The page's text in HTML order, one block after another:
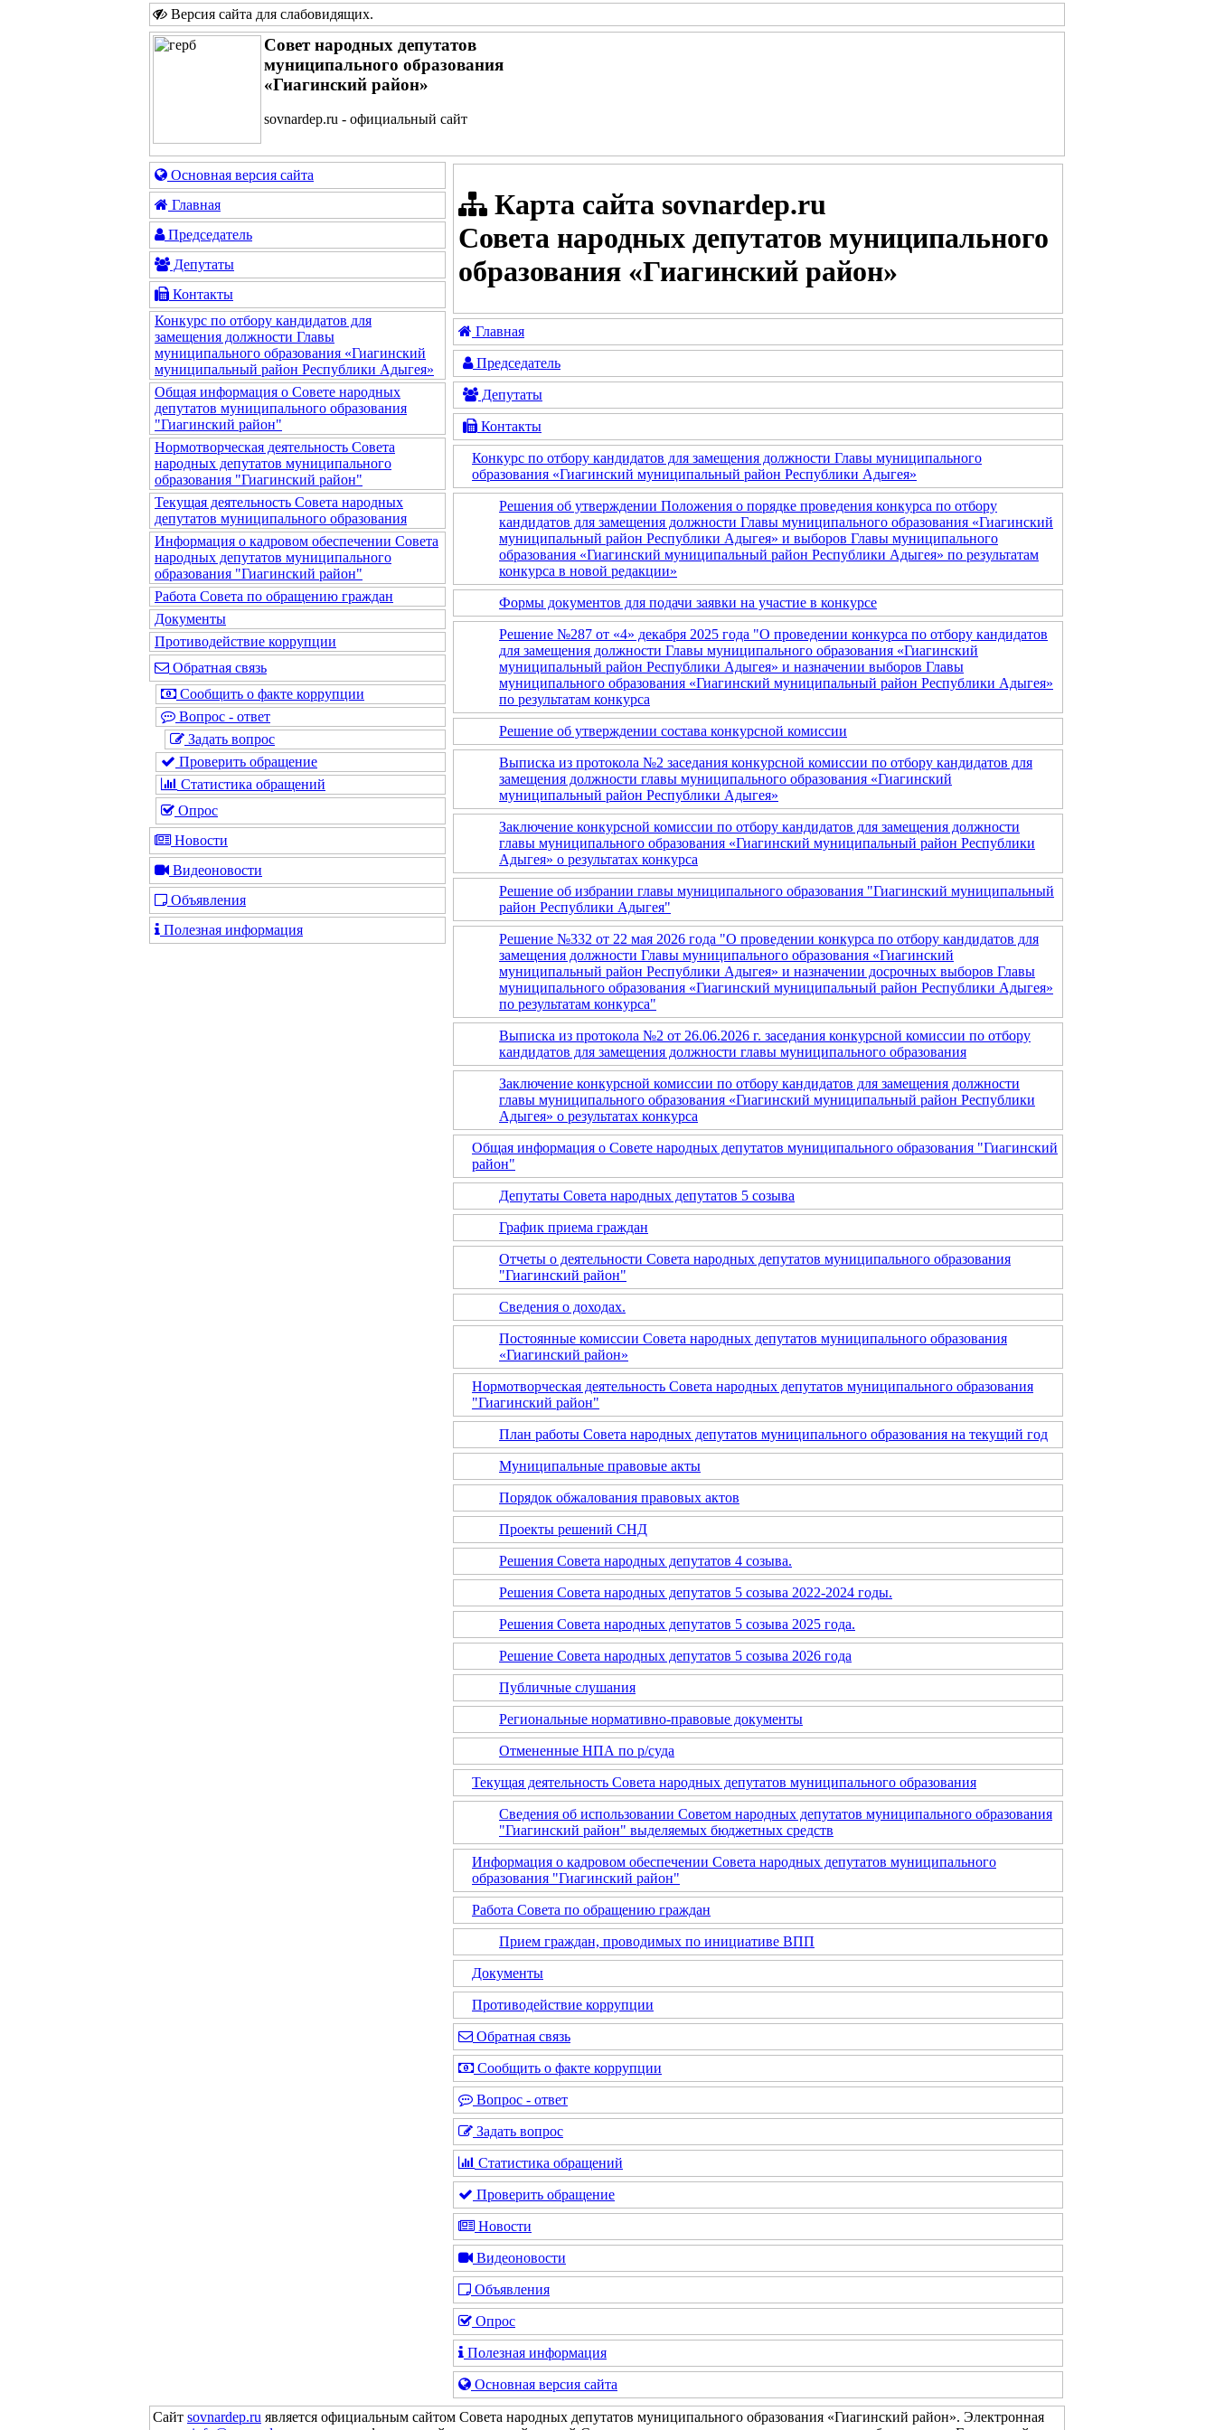
Версия сайта для слабовидящих.
Совет народных депутатов
муниципального образования
«Гиагинский район»
sovnardep.ru - официальный сайт
Основная версия сайта
Главная
Председатель
Депутаты
Контакты
Конкурс по отбору кандидатов для
замещения должности Главы
муниципального образования «Гиагинский
муниципальный район Республики Адыгея»
Общая информация о Совете народных
депутатов муниципального образования
"Гиагинский район"
Нормотворческая деятельность Совета
народных депутатов муниципального
образования "Гиагинский район"
Текущая деятельность Совета народных
депутатов муниципального образования
Информация о кадровом обеспечении Совета
народных депутатов муниципального
образования "Гиагинский район"
Работа Совета по обращению граждан
Документы
Противодействие коррупции
Обратная связь
Сообщить о факте коррупции
Вопрос - ответ
Задать вопрос
Проверить обращение
Статистика обращений
Опрос
Новости
Видеоновости
Объявления
Полезная информация
Карта сайта sovnardep.ru
Совета народных депутатов муниципального
образования «Гиагинский район»
Главная
Председатель
Депутаты
Контакты
Конкурс по отбору кандидатов для замещения должности Главы муниципального
образования «Гиагинский муниципальный район Республики Адыгея»
Решения об утверждении Положения о порядке проведения конкурса по отбору
кандидатов для замещения должности Главы муниципального образования «Гиагинский
муниципальный район Республики Адыгея» и выборов Главы муниципального
образования «Гиагинский муниципальный район Республики Адыгея» по результатам
конкурса в новой редакции»
Формы документов для подачи заявки на участие в конкурсе
Решение №287 от «4» декабря 2025 года "О проведении конкурса по отбору кандидатов
для замещения должности Главы муниципального образования «Гиагинский
муниципальный район Республики Адыгея» и назначении выборов Главы
муниципального образования «Гиагинский муниципальный район Республики Адыгея»
по результатам конкурса
Решение об утверждении состава конкурсной комиссии
Выписка из протокола №2 заседания конкурсной комиссии по отбору кандидатов для
замещения должности главы муниципального образования «Гиагинский
муниципальный район Республики Адыгея»
Заключение конкурсной комиссии по отбору кандидатов для замещения должности
главы муниципального образования «Гиагинский муниципальный район Республики
Адыгея» о результатах конкурса
Решение об избрании главы муниципального образования "Гиагинский муниципальный
район Республики Адыгея"
Решение №332 от 22 мая 2026 года "О проведении конкурса по отбору кандидатов для
замещения должности Главы муниципального образования «Гиагинский
муниципальный район Республики Адыгея» и назначении досрочных выборов Главы
муниципального образования «Гиагинский муниципальный район Республики Адыгея»
по результатам конкурса"
Выписка из протокола №2 от 26.06.2026 г. заседания конкурсной комиссии по отбору
кандидатов для замещения должности главы муниципального образования
Заключение конкурсной комиссии по отбору кандидатов для замещения должности
главы муниципального образования «Гиагинский муниципальный район Республики
Адыгея» о результатах конкурса
Общая информация о Совете народных депутатов муниципального образования "Гиагинский
район"
Депутаты Совета народных депутатов 5 созыва
График приема граждан
Отчеты о деятельности Совета народных депутатов муниципального образования
"Гиагинский район"
Сведения о доходах.
Постоянные комиссии Совета народных депутатов муниципального образования
«Гиагинский район»
Нормотворческая деятельность Совета народных депутатов муниципального образования
"Гиагинский район"
План работы Совета народных депутатов муниципального образования на текущий год
Муниципальные правовые акты
Порядок обжалования правовых актов
Проекты решений СНД
Решения Совета народных депутатов 4 созыва.
Решения Совета народных депутатов 5 созыва 2022-2024 годы.
Решения Совета народных депутатов 5 созыва 2025 года.
Решение Совета народных депутатов 5 созыва 2026 года
Публичные слушания
Региональные нормативно-правовые документы
Отмененные НПА по р/суда
Текущая деятельность Совета народных депутатов муниципального образования
Сведения об использовании Советом народных депутатов муниципального образования
"Гиагинский район" выделяемых бюджетных средств
Информация о кадровом обеспечении Совета народных депутатов муниципального
образования "Гиагинский район"
Работа Совета по обращению граждан
Прием граждан, проводимых по инициативе ВПП
Документы
Противодействие коррупции
Обратная связь
Сообщить о факте коррупции
Вопрос - ответ
Задать вопрос
Статистика обращений
Проверить обращение
Новости
Видеоновости
Объявления
Опрос
Полезная информация
Основная версия сайта
Сайт sovnardep.ru является официальным сайтом Совета народных депутатов муниципального образования «Гиагинский район». Электронная